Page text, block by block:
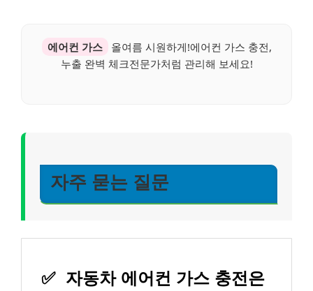
에어컨 가스
올여름 시원하게!에어컨 가스 충전,
누출 완벽 체크전문가처럼 관리해 보세요!
자주 묻는 질문
✅ 자동차 에어컨 가스 충전은